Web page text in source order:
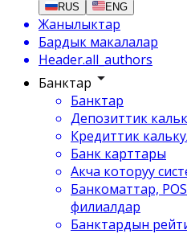
RUS ENG
Жанылыктар
Бардык макалалар
Header.all_authors
Банктар
Банктар
Депозиттик
Кредиттик
Банк карттары
Акча которуу
Банкоматтар,
филиалдар
Банктардын